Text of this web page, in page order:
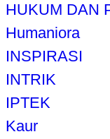
HUKUM DAN
Humaniora
INSPIRASI
INTRIK
IPTEK
Kaur